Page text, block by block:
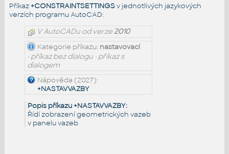
Příkaz+CONSTRAINTSETTINGSv jednotlivých jazykových
verzích programu AutoCAD:
V AutoCADu od verze2010
Kategorie příkazu: nastavovací
• příkaz bez dialogu • příkaz s
dialogem
Nápověda (2027):
+NASTAVVAZBY
Popis příkazu +NASTAVVAZBY:
Řídí zobrazení geometrických vazeb
v panelu vazeb